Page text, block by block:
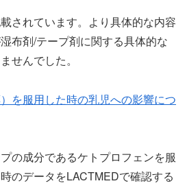
されています。より具体的な内容
布剤/テープ剤に関する具体的な
せんでした。
を服用した時の乳児への影響につ
の成分であるケトプロフェンを服
のデータをLACTMEDで確認する